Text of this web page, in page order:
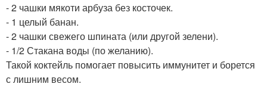
- 2 чашки мякоти арбуза без косточек.
- 1 целый банан.
- 2 чашки свежего шпината (или другой зелени).
- 1/2 Стакана воды (по желанию).
Такой коктейль помогает повысить иммунитет и борется
с лишним весом.